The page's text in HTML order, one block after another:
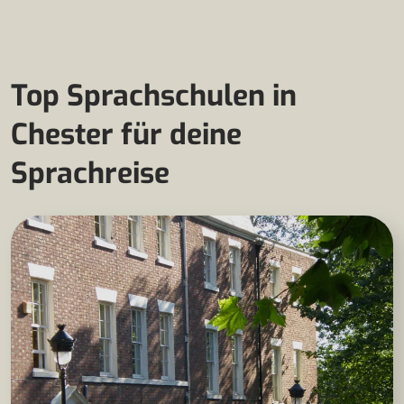
Top Sprachschulen in
Chester für deine
Sprachreise